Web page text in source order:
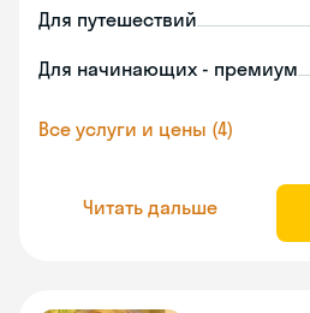
Для путешествий
Для начинающих - премиум
Все услуги и цены (4)
Читать дальше